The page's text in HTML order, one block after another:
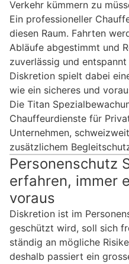
Verkehr kümmern zu
Ein professioneller
diesen Raum. Fahrten
Abläufe abgestimmt und
zuverlässig und
Diskretion spielt dabei
wie ein sicheres und
Die Titan
Chauffeurdienste für
Unternehmen,
zusätzlichem
Personenschutz
erfahren, immer
voraus
Diskretion ist im
geschützt wird, soll sich
ständig an mögliche
deshalb passiert ein